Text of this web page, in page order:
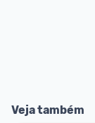
Veja também